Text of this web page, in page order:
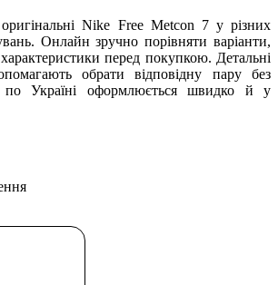
оригінальні Nike Free Metcon 7 у різних
Онлайн зручно порівняти варіанти,
перед покупкою. Детальні
обрати відповідну пару без
по Україні оформлюється швидко й у